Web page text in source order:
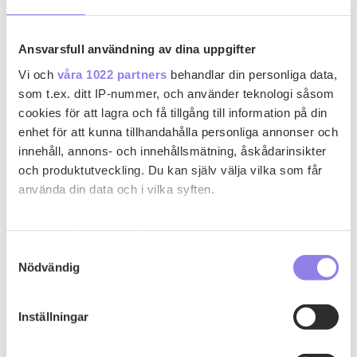
Ansvarsfull användning av dina uppgifter
Vi och våra 1022 partners behandlar din personliga data,
som t.ex. ditt IP-nummer, och använder teknologi såsom
cookies för att lagra och få tillgång till information på din
enhet för att kunna tillhandahålla personliga annonser och
innehåll, annons- och innehållsmätning, åskådarinsikter
och produktutveckling. Du kan själv välja vilka som får
använda din data och i vilka syften.
som kan ha en noggrannhet på upp till flera meter
Nödvändig
Inställningar
Fler recept
nilma65